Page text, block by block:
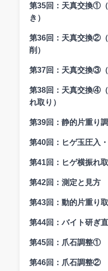
第35回： 天真交換①
き）
第36回： 天真交換②
削）
第37回： 天真交換③（
第38回： 天真交換④
れ取り）
第39回：静的片重り
第40回： ヒゲ玉圧入
第41回： ヒゲ横振れ
第42回：測定と見方
第43回：動的片重り
第44回：バイト研ぎ
第45回： 爪石調整①
第46回： 爪石調整②